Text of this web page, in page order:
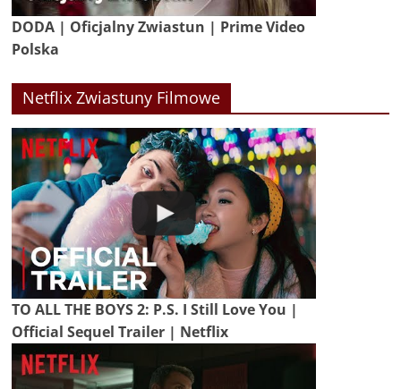
DODA | Oficjalny Zwiastun | Prime Video
Polska
Netflix Zwiastuny Filmowe
TO ALL THE BOYS 2: P.S. I Still Love You |
Official Sequel Trailer | Netflix